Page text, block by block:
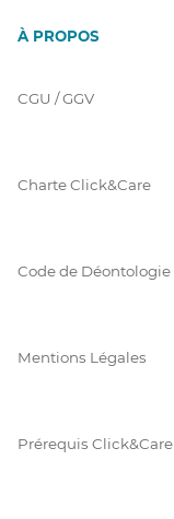
À PROPOS
CGU / GGV
Charte Click&Care
Code de Déontologie
Mentions Légales
Prérequis Click&Care